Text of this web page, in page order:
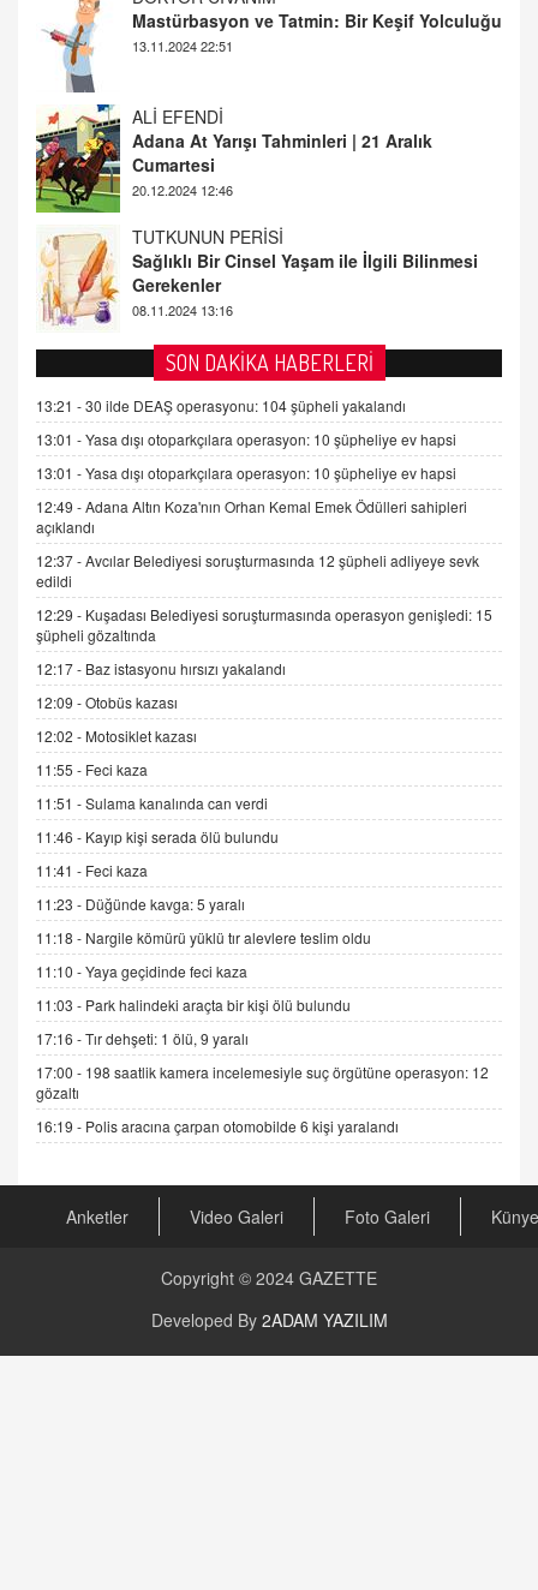
ALİ EFENDİ
20.12.2024 12:46
TUTKUNUN PERİSİ
Sağlıklı Bir Cinsel Yaşam ile İlgili Bilinmesi
08.11.2024 13:16
FARUK ÖNALAN
Tezkere Onaylanmasaydı…
AV. DOĞAN CAN DOĞAN
Kişisel verilerin korunması ve dijital hukukun
gelişimi
15.09.2025 16:17
SEHER EREK
Kış Ayları Geldi, Hangi Önlemler Alınmalı?
9.12.2025 10:11
İNCİ GÜL AKÖL
Trump Keşke Adana'yı da Ziyaret Etse...
06.07.2026 13:00
ADEM AKÖL
Esed Destekçilerinin Yüzüne Vurulan Şamar:
Sednaya
11.12.2024 12:30
DR. EKREM ASLAN
Gerçek Ne, Algı Ne? "Beraber Yürüyoruz"
Cümlesinin Peşinden
19.07.2025 12:45
GÖNÜL MENEKŞE
Şifacının Yolu
04.11.2025 12:56
AV. RÜMEYSA ÖZKALE
Kira Uyuşmazlıklarında Dava Açmadan Önce
23.09.2023 16:30
CAN UĞURATEŞ
16.12.2024 14:16
GÜNLÜK BURÇ YORUMU
SON DAKİKA HABERLERİ
13:21 -30 ilde DEAŞ operasyonu: 104 şüpheli yakalandı
13:01 -Yasa dışı otoparkçılara operasyon: 10 şüpheliye ev hapsi
13:01 -Yasa dışı otoparkçılara operasyon: 10 şüpheliye ev hapsi
12:49 -Adana Altın Koza'nın Orhan Kemal Emek Ödülleri sahipleri
açıklandı
12:37 -Avcılar Belediyesi soruşturmasında 12 şüpheli adliyeye sevk
edildi
12:29 - Kuşadası Belediyesi soruşturmasında operasyon genişledi: 15
şüpheli gözaltında
12:17 - Baz istasyonu hırsızı yakalandı
12:09 -Otobüs kazası
12:02 - Motosiklet kazası
11:55 - Feci kaza
11:51 -Sulama kanalında can verdi
11:46 - Kayıp kişi serada ölü bulundu
11:41 - Feci kaza
11:23 - Düğünde kavga: 5 yaralı
11:18 - Nargile kömürü yüklü tır alevlere teslim oldu
11:10 -Yaya geçidinde feci kaza
11:03 - Park halindeki araçta bir kişi ölü bulundu
17:16 -Tır dehşeti: 1 ölü, 9 yaralı
17:00 - 198 saatlik kamera incelemesiyle suç örgütüne operasyon: 12
gözaltı
16:19 - Polis aracına çarpan otomobilde 6 kişi yaralandı
Anketler Video Galeri Foto Galeri Künye
Copyright © 2024 GAZETTE
Developed By 2ADAM YAZILIM